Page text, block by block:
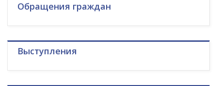
Обращения граждан
Выступления